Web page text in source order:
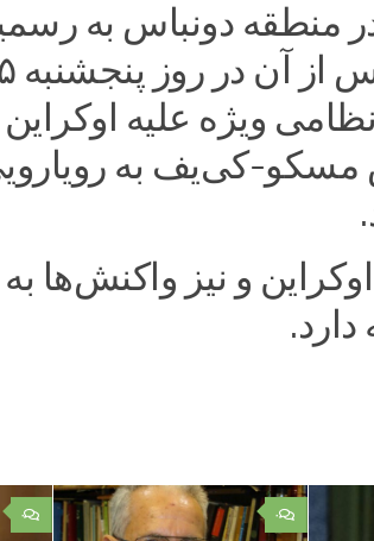
منطقه دونباس به
ویژه علیه اوکراین
مسکو-‌کی‌یف به
و نیز واکنش‌ها
۰ ۰